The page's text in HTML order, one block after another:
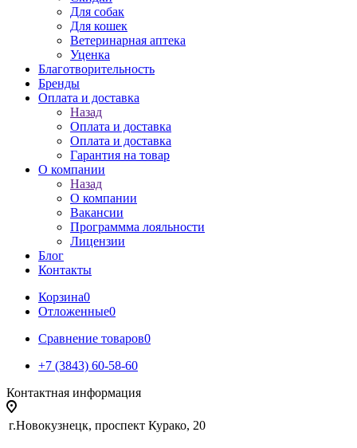
Для собак
Для кошек
Ветеринарная аптека
Уценка
Благотворительность
Бренды
Оплата и доставка
Назад
Оплата и доставка
Оплата и доставка
Гарантия на товар
О компании
Назад
О компании
Вакансии
Программма лояльности
Лицензии
Блог
Контакты
Корзина0
Отложенные0
Сравнение товаров0
+7 (3843) 60-58-60
Контактная информация
г.Новокузнецк, проспект Курако, 20